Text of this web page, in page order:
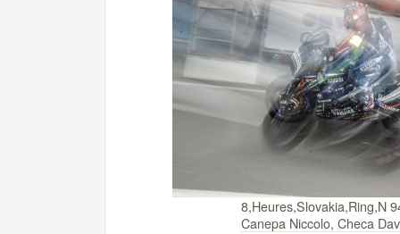
8,Heures,Slovakia,Ring,N
Canepa Niccolo, Checa